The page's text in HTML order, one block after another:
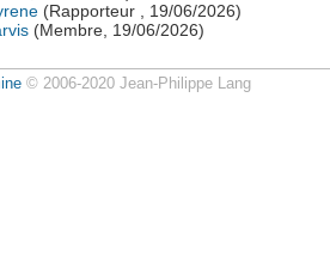
(Rapporteur , 19/06/2026)
(Membre, 19/06/2026)
© 2006-2020 Jean-Philippe Lang